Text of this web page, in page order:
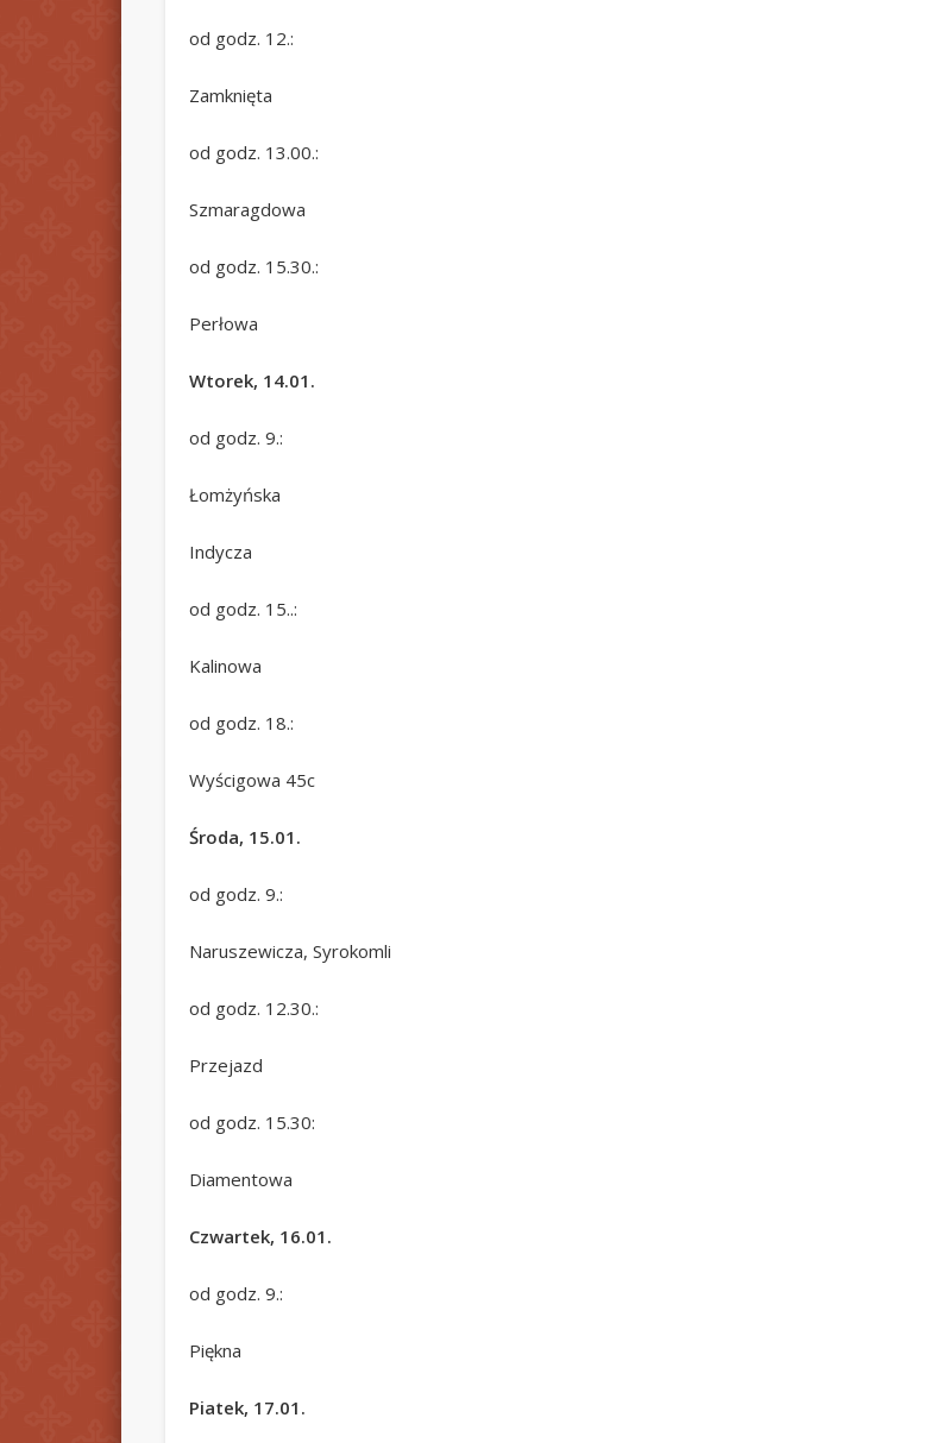
od godz. 12.:
Zamknięta
od godz. 13.00.:
Szmaragdowa
od godz. 15.30.:
Perłowa
Wtorek, 14.01.
od godz. 9.:
Łomżyńska
Indycza
od godz. 15..:
Kalinowa
od godz. 18.:
Wyścigowa 45c
Środa, 15.01.
od godz. 9.:
Naruszewicza, Syrokomli
od godz. 12.30.:
Przejazd
od godz. 15.30:
Diamentowa
Czwartek, 16.01.
od godz. 9.:
Piękna
Piatek, 17.01.